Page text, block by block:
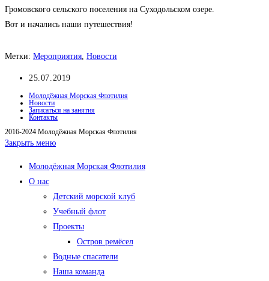
Громовского сельского поселения на Суходольском озере.
Вот и начались наши путешествия!
Метки: Мероприятия, Новости
Запись
25.07.2019
Молодёжная Морская Флотилия
Новости
Записаться на занятия
Контакты
2016-2024 Молодёжная Морская Флотилия
Закрыть меню
Молодёжная Морская Флотилия
О нас
Детский морской клуб
Учебный флот
Проекты
Остров ремёсел
Водные спасатели
Наша команда